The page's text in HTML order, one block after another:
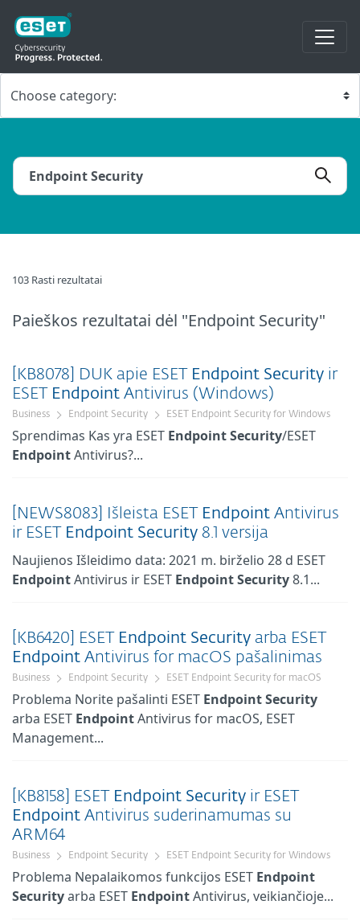
103 Rasti rezultatai
Paieškos rezultatai dėl "Endpoint Security"
[KB8078] DUK apie ESET Endpoint Security ir
ESET
Endpoint Antivirus (Windows)
Business Endpoint Security ESET Endpoint Security for Windows
Sprendimas Kas yra ESET EndpointSecurity/ESET
EndpointAntivirus?...
[NEWS8083] Išleista ESET Endpoint Antivirus
ir ESET
Endpoint Security 8.1 versija
Naujienos Išleidimo data: 2021 m. birželio 28 d ESET
EndpointAntivirus ir ESET EndpointSecurity8.1...
[KB6420] ESET Endpoint Security arba ESET
Endpoint Antivirus for macOS pašalinimas
Business Endpoint Security ESET Endpoint Security for macOS
Problema Norite pašalinti ESET EndpointSecurity
arba ESET EndpointAntivirus for macOS, ESET
Management...
[KB8158] ESET Endpoint Security ir ESET
Endpoint Antivirus suderinamumas su
ARM64
Business Endpoint Security ESET Endpoint Security for Windows
Problema Nepalaikomos funkcijos ESET Endpoint
Securityarba ESET EndpointAntivirus, veikiančioje...